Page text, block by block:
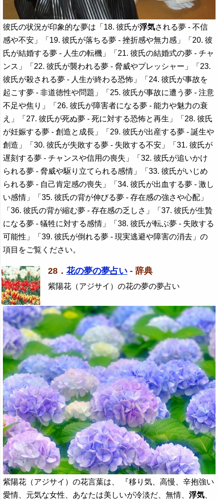
彼氏の状況が印象的な夢は「18. 彼氏が浮気される夢 - 不信
感や不安」「19. 彼氏が落ちる夢 - 挫折感や無力感」「20. 彼
氏が結婚する夢 - 人生の転機」「21. 彼氏の結婚式の夢 - チャ
ンス」「22. 彼氏が襲われる夢 - 脅威やプレッシャー」「23.
彼氏が殺される夢 - 人生が終わる恐怖」「24. 彼氏が事故を
起こす夢 - 非道徳性や問題」「25. 彼氏が事故に遭う夢 - 注意
不足や焦り」「26. 彼氏が障害者になる夢 - 能力や魅力の衰
え」「27. 彼氏が死ぬ夢 - 死に対する恐怖と再生」「28. 彼氏
が妊娠する夢 - 創造と成長」「29. 彼氏が出産する夢 - 誕生や
創造」「30. 彼氏が失敗する夢 - 失敗する不安」「31. 彼氏が
遅刻する夢 - チャンスや信用の喪失」「32. 彼氏が追いかけ
られる夢 - 脅威や駆り立てられる感情」「33. 彼氏がいじめ
られる夢 - 自己肯定感の喪失」「34. 彼氏が出血する夢 - 激し
い感情」「35. 彼氏の背が伸びる夢 - 存在感の強さや心配」
「36. 彼氏の背が縮む夢 - 存在感の乏しさ」「37. 彼氏が生贄
になる夢 - 犠牲に対する感情」「38. 彼氏が転ぶ夢 - 失敗する
可能性」「39. 彼氏が倒れる夢 - 現実逃避や障害の消去」の
項目をご覧ください。
28． 花の夢の夢占い - 辞典
紫陽花（アジサイ）の花の夢の夢占い
紫陽花（アジサイ）の花言葉は、 『移り気、高慢、辛抱強い
愛情、元気な女性、あなたは美しいが冷淡だ、無情、浮気